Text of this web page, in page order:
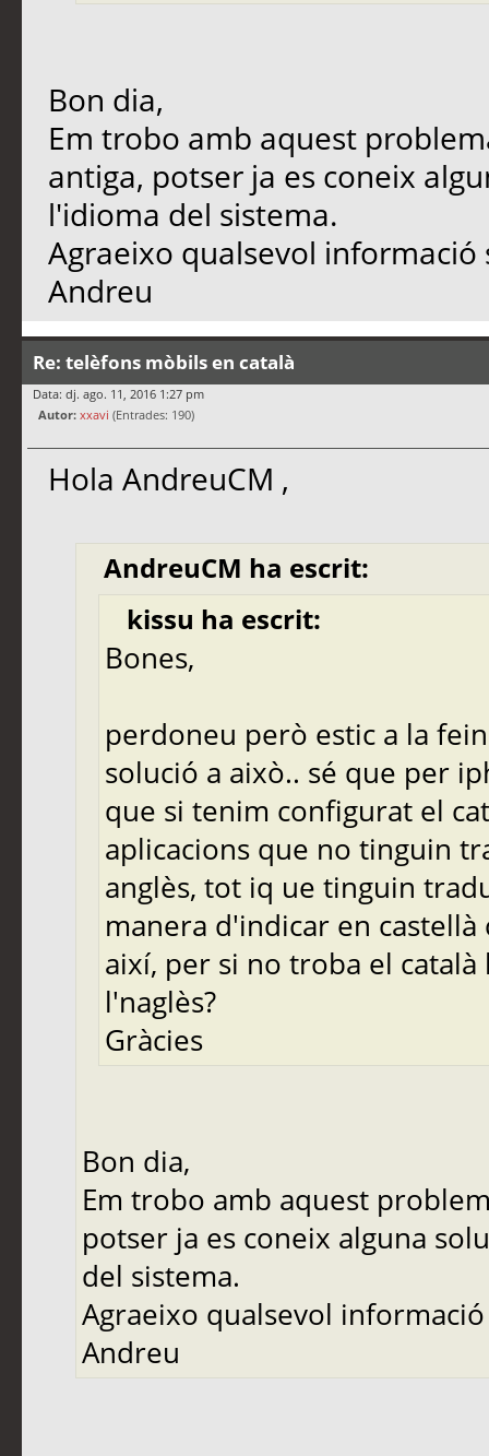
Bon dia,
Em trobo amb aquest
antiga, potser ja es coneix
l'idioma del sistema.
Agraeixo qualsevol
Andreu
Re: telèfons mòbils en català
Data: dj. ago. 11, 2016 1:27 pm
Autor: xxavi (Entrades: 190)
Hola AndreuCM ,
AndreuCM ha escrit:
kissu ha escrit:
Bones,
perdoneu però estic a la
solució a això.. sé que per
que si tenim configurat el
aplicacions que no tinguin
anglès, tot iq ue tinguin
manera d'indicar en
així, per si no troba el
l'naglès?
Gràcies
Bon dia,
Em trobo amb aquest
potser ja es coneix alguna
del sistema.
Agraeixo qualsevol
Andreu